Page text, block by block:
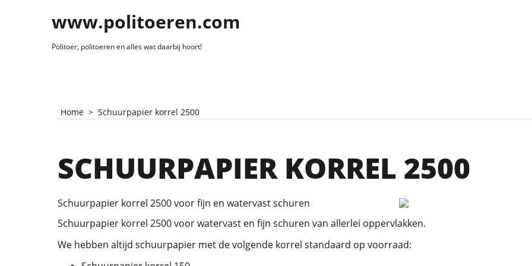
www.politoeren.com
Politoer, politoeren en alles wat daarbij hoort!
Home > Schuurpapier korrel 2500
SCHUURPAPIER KORREL 2500
Schuurpapier korrel 2500 voor fijn en watervast schuren
Schuurpapier korrel 2500 voor watervast en fijn schuren van allerlei oppervlakken.
We hebben altijd schuurpapier met de volgende korrel standaard op voorraad: